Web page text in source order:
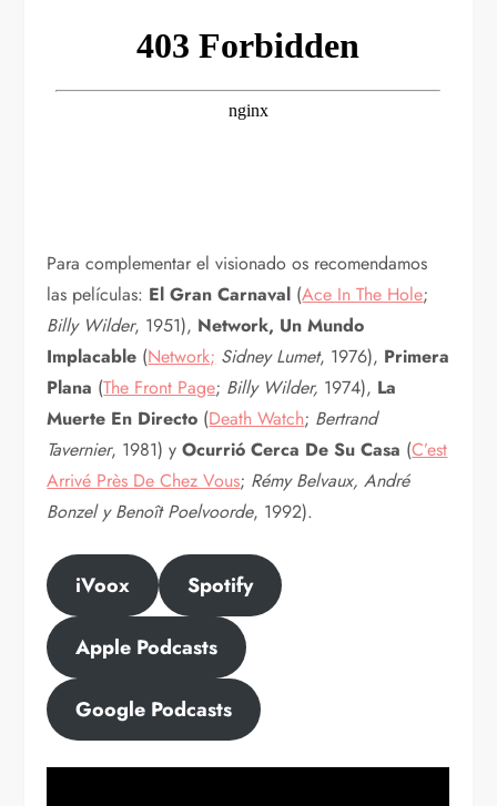
Para complementar el visionado os recomendamos
las películas: El Gran Carnaval (Ace In The Hole;
Billy Wilder, 1951), Network, Un Mundo
Implacable (Network; Sidney Lumet, 1976), Primera
Plana (The Front Page; Billy Wilder, 1974), La
Muerte En Directo (Death Watch; Bertrand
Tavernier, 1981) yOcurrió Cerca De Su Casa (C’est
Arrivé Près De Chez Vous; Rémy Belvaux, André
Bonzel y Benoît Poelvoorde, 1992).
iVoox Spotify
Apple Podcasts
Google Podcasts